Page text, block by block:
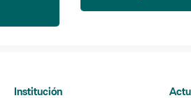
Institución